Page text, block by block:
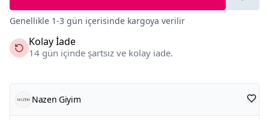
Genellikle 1-3 gün içerisinde kargoya verilir
Kolay İade
14 gün içinde şartsız ve kolay iade.
Nazen Giyim